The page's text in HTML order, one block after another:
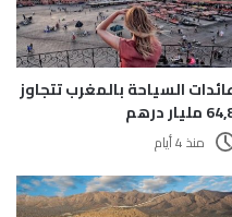
السياحة بالمغرب تتجاوز
مليار درهم
منذ 4 أيام